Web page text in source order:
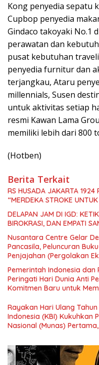
Kong penyedia sepatu
Cupbop penyedia
Gindaco takoyaki No.1
perawatan dan
pusat kebutuhan
penyedia furnitur dan
terjangkau, Ataru
millennials, Susen
untuk aktivitas setiap
resmi Kawan Lama
memiliki lebih dari 800
(Hotben)
Berita Terkait
RS HUSADA JAKARTA 1924
“MERDEKA STROKE
DELAPAN JAM DI IGD:
BIROKRASI, DAN EMPATI
Nusantara Centre Gelar
Pancasila, Peluncuran
Penjajahan (Pergolakan
Simposium Nasional
Nasional dan
Menuju Indonesia Emas
Pemerintah Indonesia
Peringati Hari Dunia Anti
Komitmen Baru untuk
Rayakan Hari Ulang
Indonesia (KBI) Kukuhkan
Nasional (Munas)
Indonesia dan